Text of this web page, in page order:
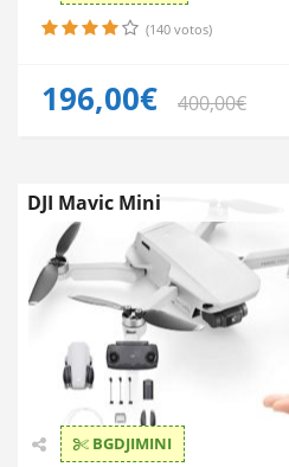
(140 votos)
196,00€ 400,00€
DJI Mavic Mini
BGDJIMINI